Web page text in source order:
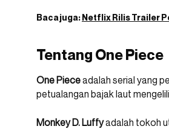
Baca juga:Netflix Rilis Trailer
Tentang One Piece
One Pieceadalah serial yang
petualangan bajak laut
Monkey D.Luffyadalah tokoh